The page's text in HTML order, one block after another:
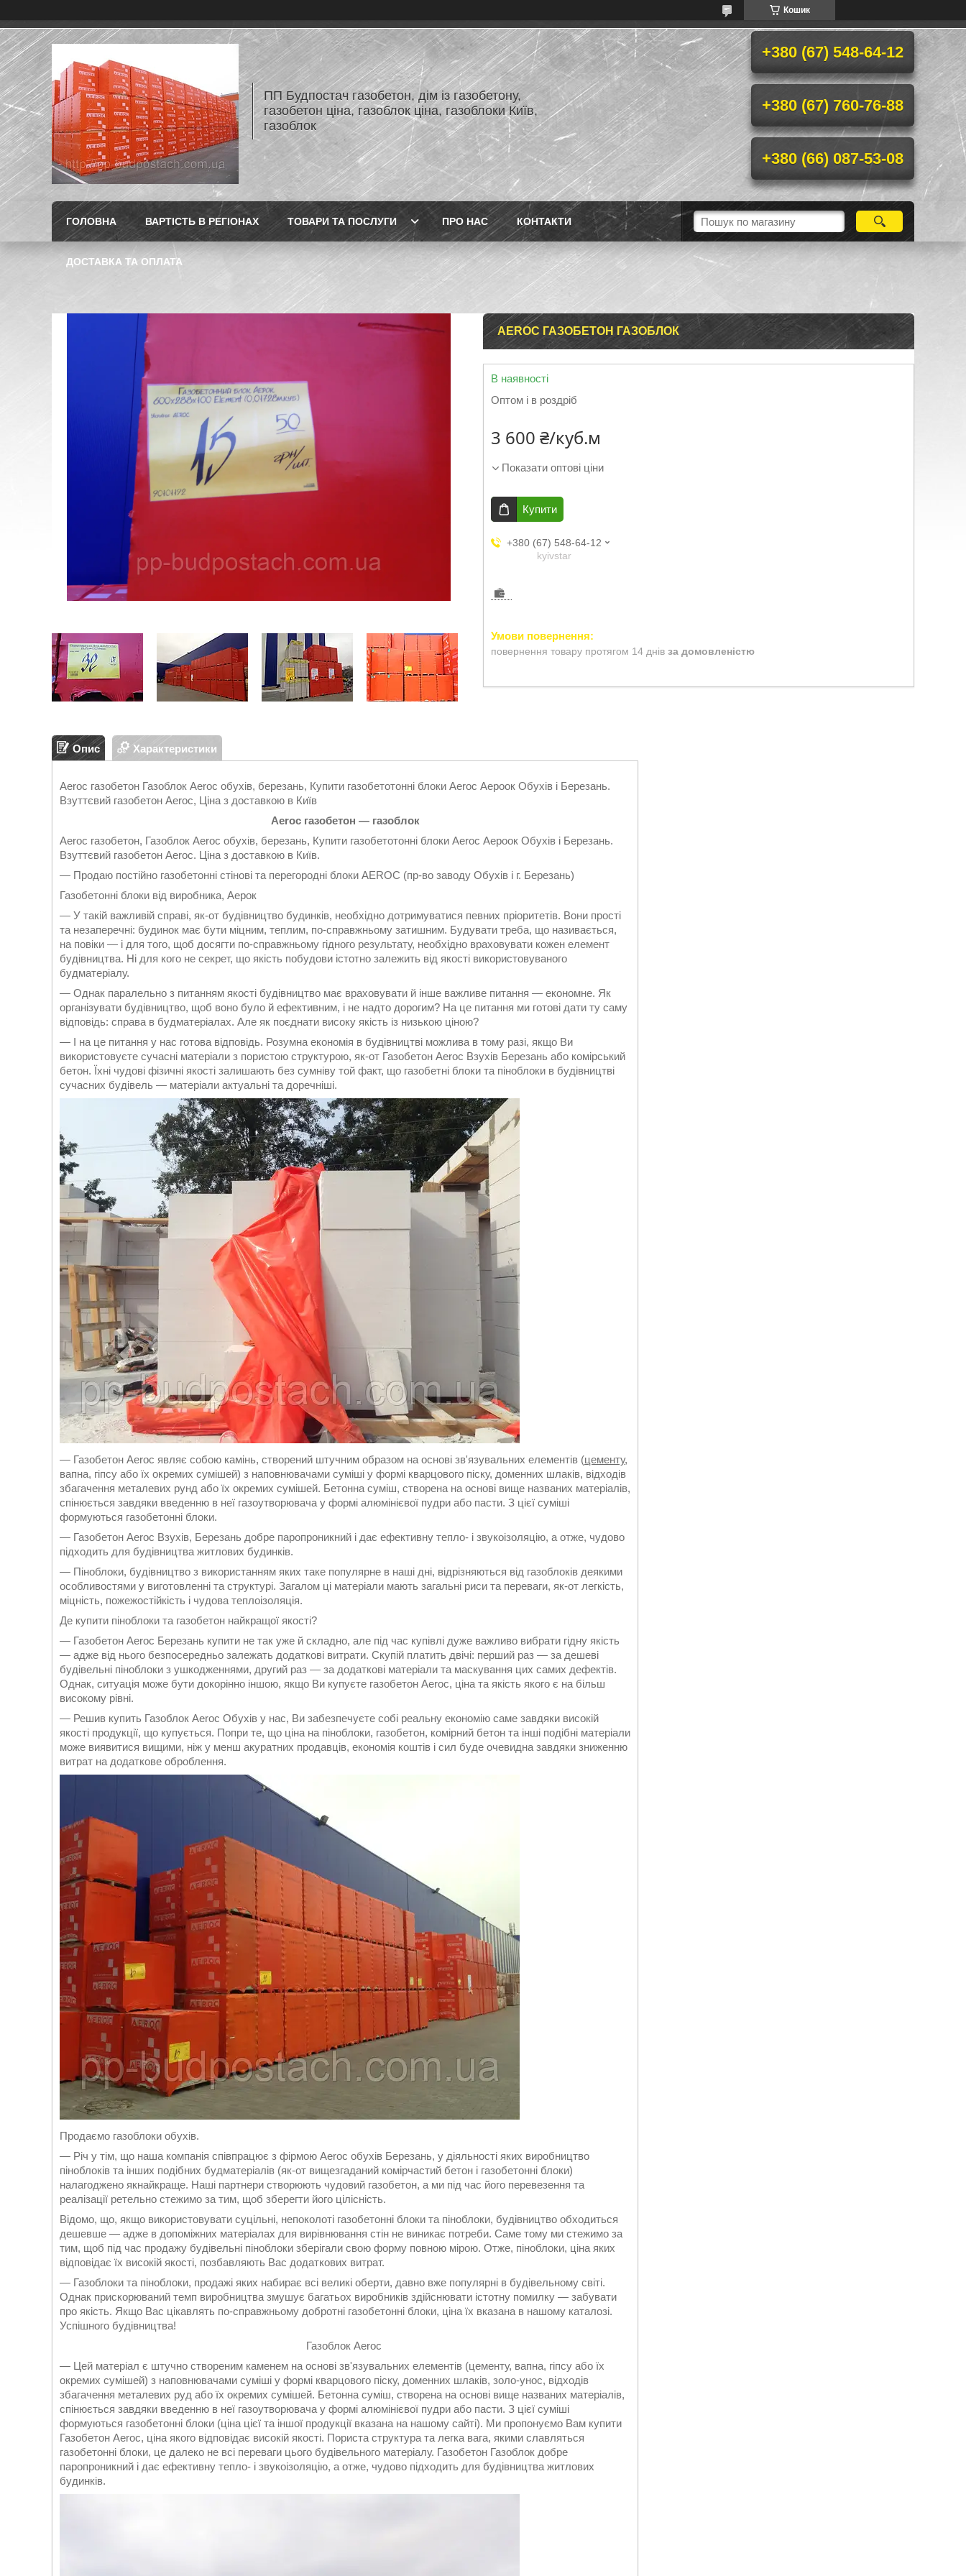
Кошик
ПП Будпостач газобетон, дім із газобетону,
газобетон ціна, газоблок ціна, газоблоки Київ,
газоблок
+380 (67) 548-64-12
+380 (67) 760-76-88
+380 (66) 087-53-08
ГОЛОВНА ВАРТІСТЬ В РЕГІОНАХ ТОВАРИ ТА ПОСЛУГИ ПРО НАС КОНТАКТИ
ДОСТАВКА ТА ОПЛАТА
AEROC ГАЗОБЕТОН ГАЗОБЛОК
В наявності
Оптом і в роздріб
3 600 ₴/куб.м
Показати оптові ціни
Купити
+380 (67) 548-64-12
kyivstar
повернення товару протягом 14 днів за домовленістю
Опис Характеристики
Aeroc газобетон Газоблок Aeroc обухів, березань, Купити газобетотонні блоки Aeroc Аероок Обухів і Березань.
Взуттєвий газобетон Aeroc, Ціна з доставкою в Київ
Aeroc газобетон — газоблок
Aeroc газобетон, Газоблок Aeroc обухів, березань, Купити газобетотонні блоки Aeroc Аероок Обухів і Березань.
Взуттєвий газобетон Aeroc. Ціна з доставкою в Київ.
— Продаю постійно газобетонні стінові та перегородні блоки AEROC (пр-во заводу Обухів і г. Березань)
Газобетонні блоки від виробника, Аерок
— У такій важливій справі, як-от будівництво будинків, необхідно дотримуватися певних пріоритетів. Вони прості
та незаперечні: будинок має бути міцним, теплим, по-справжньому затишним. Будувати треба, що називається,
на повіки — і для того, щоб досягти по-справжньому гідного результату, необхідно враховувати кожен елемент
будівництва. Ні для кого не секрет, що якість побудови істотно залежить від якості використовуваного
будматеріалу.
— Однак паралельно з питанням якості будівництво має враховувати й інше важливе питання — економне. Як
організувати будівництво, щоб воно було й ефективним, і не надто дорогим? На це питання ми готові дати ту саму
відповідь: справа в будматеріалах. Але як поєднати високу якість із низькою ціною?
— І на це питання у нас готова відповідь. Розумна економія в будівництві можлива в тому разі, якщо Ви
використовуєте сучасні матеріали з пористою структурою, як-от Газобетон Aeroc Взухів Березань або комірський
бетон. Їхні чудові фізичні якості залишають без сумніву той факт, що газобетні блоки та піноблоки в будівництві
сучасних будівель — матеріали актуальні та доречніші.
— Газобетон Aeroc являє собою камінь, створений штучним образом на основі зв'язувальних елементів (цементу,
вапна, гіпсу або їх окремих сумішей) з наповнювачами суміші у формі кварцового піску, доменних шлаків, відходів
збагачення металевих рунд або їх окремих сумішей. Бетонна суміш, створена на основі вище названих матеріалів,
спінюється завдяки введенню в неї газоутворювача у формі алюмінієвої пудри або пасти. З цієї суміші
формуються газобетонні блоки.
— Газобетон Aeroc Взухів, Березань добре паропроникний і дає ефективну тепло- і звукоізоляцію, а отже, чудово
підходить для будівництва житлових будинків.
— Піноблоки, будівництво з використанням яких таке популярне в наші дні, відрізняються від газоблоків деякими
особливостями у виготовленні та структурі. Загалом ці матеріали мають загальні риси та переваги, як-от легкість,
міцність, пожежостійкість і чудова теплоізоляція.
Де купити піноблоки та газобетон найкращої якості?
— Газобетон Aeroc Березань купити не так уже й складно, але під час купівлі дуже важливо вибрати гідну якість
— адже від нього безпосередньо залежать додаткові витрати. Скупій платить двічі: перший раз — за дешеві
будівельні піноблоки з ушкодженнями, другий раз — за додаткові матеріали та маскування цих самих дефектів.
Однак, ситуація може бути докорінно іншою, якщо Ви купуєте газобетон Aeroc, ціна та якість якого є на більш
високому рівні.
— Решив купить Газоблок Aeroc Обухів у нас, Ви забезпечуєте собі реальну економію саме завдяки високій
якості продукції, що купується. Попри те, що ціна на піноблоки, газобетон, комірний бетон та інші подібні матеріали
може виявитися вищими, ніж у менш акуратних продавців, економія коштів і сил буде очевидна завдяки зниженню
витрат на додаткове оброблення.
Продаємо газоблоки обухів.
— Річ у тім, що наша компанія співпрацює з фірмою Aeroc обухів Березань, у діяльності яких виробництво
піноблоків та інших подібних будматеріалів (як-от вищезгаданий комірчастий бетон і газобетонні блоки)
налагоджено якнайкраще. Наші партнери створюють чудовий газобетон, а ми під час його перевезення та
реалізації ретельно стежимо за тим, щоб зберегти його цілісність.
Відомо, що, якщо використовувати суцільні, непоколоті газобетонні блоки та піноблоки, будівництво обходиться
дешевше — адже в допоміжних матеріалах для вирівнювання стін не виникає потреби. Саме тому ми стежимо за
тим, щоб під час продажу будівельні піноблоки зберігали свою форму повною мірою. Отже, піноблоки, ціна яких
відповідає їх високій якості, позбавляють Вас додаткових витрат.
— Газоблоки та піноблоки, продажі яких набирає всі великі оберти, давно вже популярні в будівельному світі.
Однак прискорюваний темп виробництва змушує багатьох виробників здійснювати істотну помилку — забувати
про якість. Якщо Вас цікавлять по-справжньому добротні газобетонні блоки, ціна їх вказана в нашому каталозі.
Успішного будівництва!
Газоблок Aeroc
— Цей матеріал є штучно створеним каменем на основі зв'язувальних елементів (цементу, вапна, гіпсу або їх
окремих сумішей) з наповнювачами суміші у формі кварцового піску, доменних шлаків, золо-унос, відходів
збагачення металевих руд або їх окремих сумішей. Бетонна суміш, створена на основі вище названих матеріалів,
спінюється завдяки введенню в неї газоутворювача у формі алюмінієвої пудри або пасти. З цієї суміші
формуються газобетонні блоки (ціна цієї та іншої продукції вказана на нашому сайті). Ми пропонуємо Вам купити
Газобетон Aeroc, ціна якого відповідає високій якості. Пориста структура та легка вага, якими славляться
газобетонні блоки, це далеко не всі переваги цього будівельного матеріалу. Газобетон Газоблок добре
паропроникний і дає ефективну тепло- і звукоізоляцію, а отже, чудово підходить для будівництва житлових
будинків.